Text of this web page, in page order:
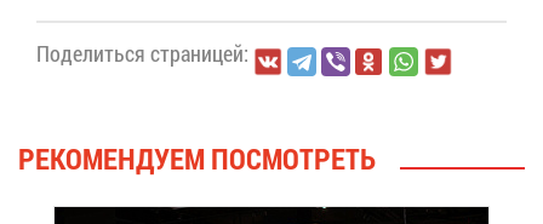
По­де­лить­ся стра­ни­цей:
РЕ­КО­МЕН­ДУ­ЕМ ПО­СМОТ­РЕТЬ